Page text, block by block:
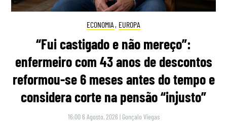
ECONOMIA , EUROPA
“Fui castigado e não mereço”:
enfermeiro com 43 anos de descontos
reformou-se 6 meses antes do tempo e
considera corte na pensão “injusto”
16:00 6 Agosto, 2026 | Gonçalo Viegas